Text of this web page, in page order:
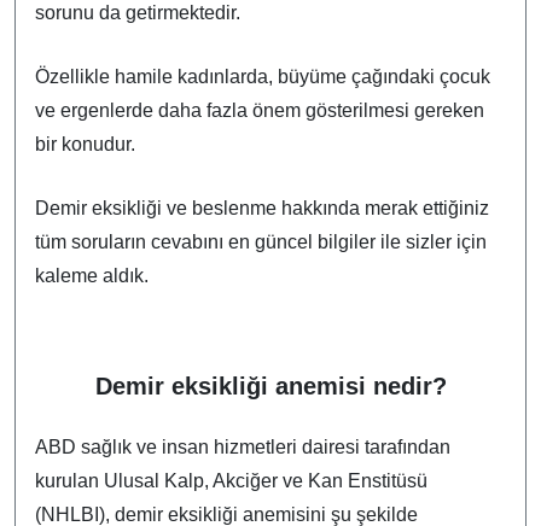
sorunu da getirmektedir.
Özellikle hamile kadınlarda, büyüme çağındaki çocuk
ve ergenlerde daha fazla önem gösterilmesi gereken
bir konudur.
Demir eksikliği ve beslenme hakkında merak ettiğiniz
tüm soruların cevabını en güncel bilgiler ile sizler için
kaleme aldık.
Demir eksikliği anemisi nedir?
ABD sağlık ve insan hizmetleri dairesi tarafından
kurulan Ulusal Kalp, Akciğer ve Kan Enstitüsü
(NHLBI), demir eksikliği anemisini şu şekilde